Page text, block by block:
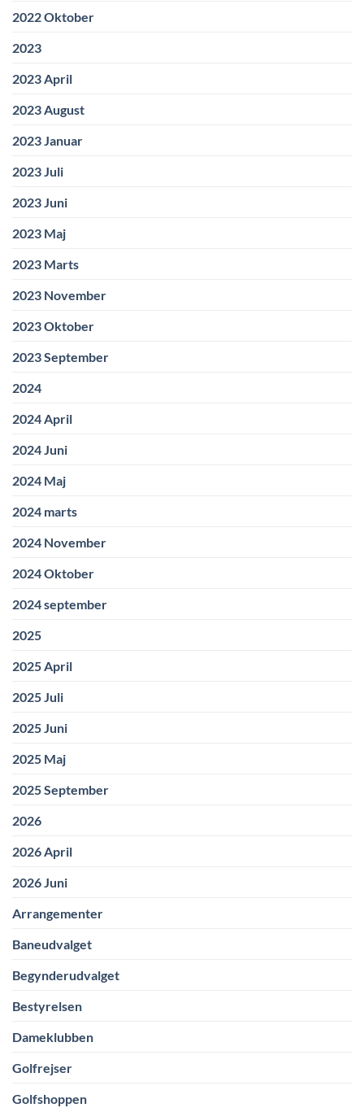
2022 Oktober
2023
2023 April
2023 August
2023 Januar
2023 Juli
2023 Juni
2023 Maj
2023 Marts
2023 November
2023 Oktober
2023 September
2024
2024 April
2024 Juni
2024 Maj
2024 marts
2024 November
2024 Oktober
2024 september
2025
2025 April
2025 Juli
2025 Juni
2025 Maj
2025 September
2026
2026 April
2026 Juni
Arrangementer
Baneudvalget
Begynderudvalget
Bestyrelsen
Dameklubben
Golfrejser
Golfshoppen